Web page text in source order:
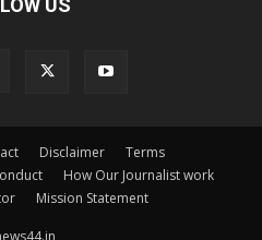
Disclaimer
Terms
How Our Journalist work
Mission Statement